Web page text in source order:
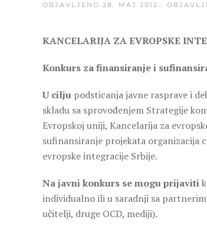
OBJAVLJENO 28. MAJ 2012. .
KANCELARIJA ZA EVROPSKE
Konkurs za finansiranje i
U cilju podsticanja javne rasprave i
skladu sa sprovođenjem Strategije
Evropskoj uniji, Kancelarija za
sufinansiranje projekata organizacija
evropske integracije Srbije.
Na javni konkurs se mogu prijaviti
individualno ili u saradnji sa
učitelji, druge OCD, mediji).